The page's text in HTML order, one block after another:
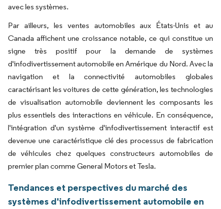
avec les systèmes.
Par ailleurs, les ventes automobiles aux États-Unis et au
Canada affichent une croissance notable, ce qui constitue un
signe très positif pour la demande de systèmes
d'infodivertissement automobile en Amérique du Nord. Avec la
navigation et la connectivité automobiles globales
caractérisant les voitures de cette génération, les technologies
de visualisation automobile deviennent les composants les
plus essentiels des interactions en véhicule. En conséquence,
l'intégration d'un système d'infodivertissement interactif est
devenue une caractéristique clé des processus de fabrication
de véhicules chez quelques constructeurs automobiles de
premier plan comme General Motors et Tesla.
Tendances et perspectives du marché des
systèmes d'infodivertissement automobile en